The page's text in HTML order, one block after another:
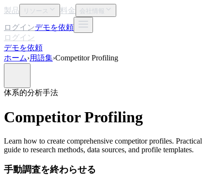
製品 リソース 料金 会社情報
ログインデモを依頼
ログイン
デモを依頼
ホーム›用語集›Competitor Profiling
体系的分析手法
Competitor Profiling
Learn how to create comprehensive competitor profiles. Practical
guide to research methods, data sources, and profile templates.
手動調査を終わらせる